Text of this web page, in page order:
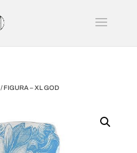
/ FIGURA – XL GOD